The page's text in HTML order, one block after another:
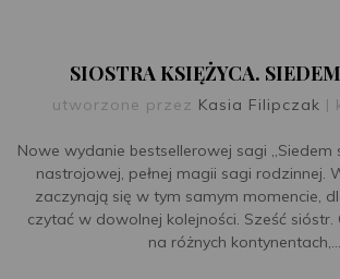
SIOSTRA KSIĘŻYCA.
utworzone przez Kasia Filipczak |
Nowe wydanie bestsellerowej sagi „Siedem
nastrojowej, pełnej magii sagi rodzinnej.
zaczynają się w tym samym momencie,
czytać w dowolnej kolejności. Sześć sióstr.
na różnych kontynentach,...